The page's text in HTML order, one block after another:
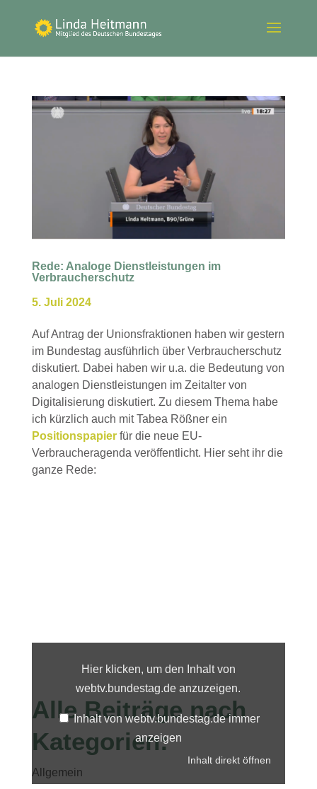
Rede: Analoge Dienstleistungen im
Verbraucherschutz
5. Juli 2024
Auf Antrag der Unionsfraktionen haben wir gestern
im Bundestag ausführlich über Verbraucherschutz
diskutiert. Dabei haben wir u.a. die Bedeutung von
analogen Dienstleistungen im Zeitalter von
Digitalisierung diskutiert. Zu diesem Thema habe
ich kürzlich auch mit Tabea Rößner ein
Positionspapierfür die neue EU-
Verbraucheragenda veröffentlicht. Hier seht ihr die
ganze Rede:
webtv.bundestag.deHier klicken, um den Inhalt von
webtv.bundestag.de anzuzeigen.
Inhalt von webtv.bundestag.de immer
anzeigen
Inhalt direkt öffnen
Alle Beiträge nach
Kategorien:
Allgemein